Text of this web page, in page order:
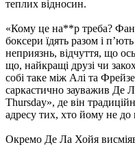
теплих відносин.
«Кому це на**р треба?
боксери їдять разом і
неприязнь, відчуття, що
що, найкращі друзі чи
собі таке між Алі та
саркастично зауважив Де
Thursday», де він
адресу тих, хто йому не до
Окремо Де Ла Хойя